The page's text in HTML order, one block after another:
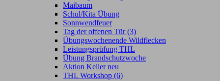
Maibaum
Schul/Kita Übung
Sonnwendfeuer
Tag der offenen Tür (3)
Übungswochenende Wildflecken
Leistungsprüfung THL
Übung Brandschutzwoche
Aktion Keller neu
THL Workshop (6)